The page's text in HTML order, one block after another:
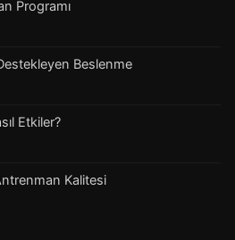
Programı
Beslenme
Etkiler?
Kalitesi